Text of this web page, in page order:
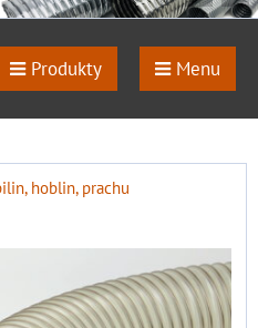
Produkty Menu
hoblin, prachu